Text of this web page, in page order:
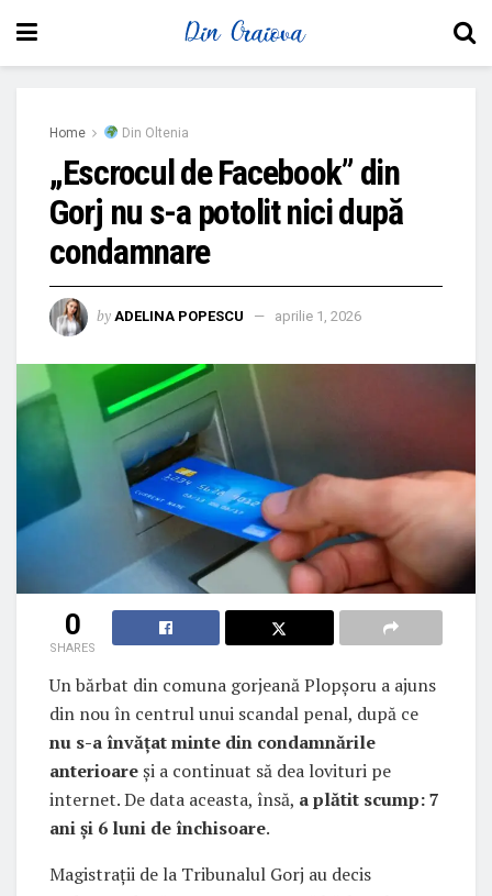
Home Din Oltenia
„Escrocul de Facebook” din
Gorj nu s-a potolit nici după
condamnare
by ADELINA POPESCU aprilie 1, 2026
0
SHARES
Un bărbat din comuna gorjeană Plopșoru a ajuns
din nou în centrul unui scandal penal, după ce
nu s-a învățat minte din condamnările
anterioareși a continuat să dea lovituri pe
internet. De data aceasta, însă, a plătit scump: 7
ani și 6 luni de închisoare.
Magistrații de la Tribunalul Gorj au decis